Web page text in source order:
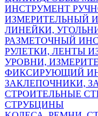
ИНСТРУМЕНТ
ИЗМЕРИТЕЛЬНЫЙ
ЛИНЕЙКИ,
РАЗМЕТОЧНЫЙ
РУЛЕТКИ, ЛЕНТЫ
УРОВНИ,
ФИКСИРУЮЩИЙ
ЗАКЛЕПОЧНИКИ,
СТРОИТЕЛЬНЫЕ
СТРУБЦИНЫ